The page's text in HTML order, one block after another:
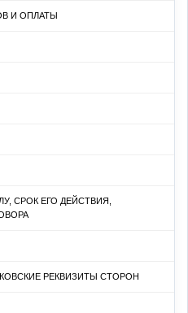
И ОПЛАТЫ
СРОК ЕГО ДЕЙСТВИЯ,
РЕКВИЗИТЫ СТОРОН